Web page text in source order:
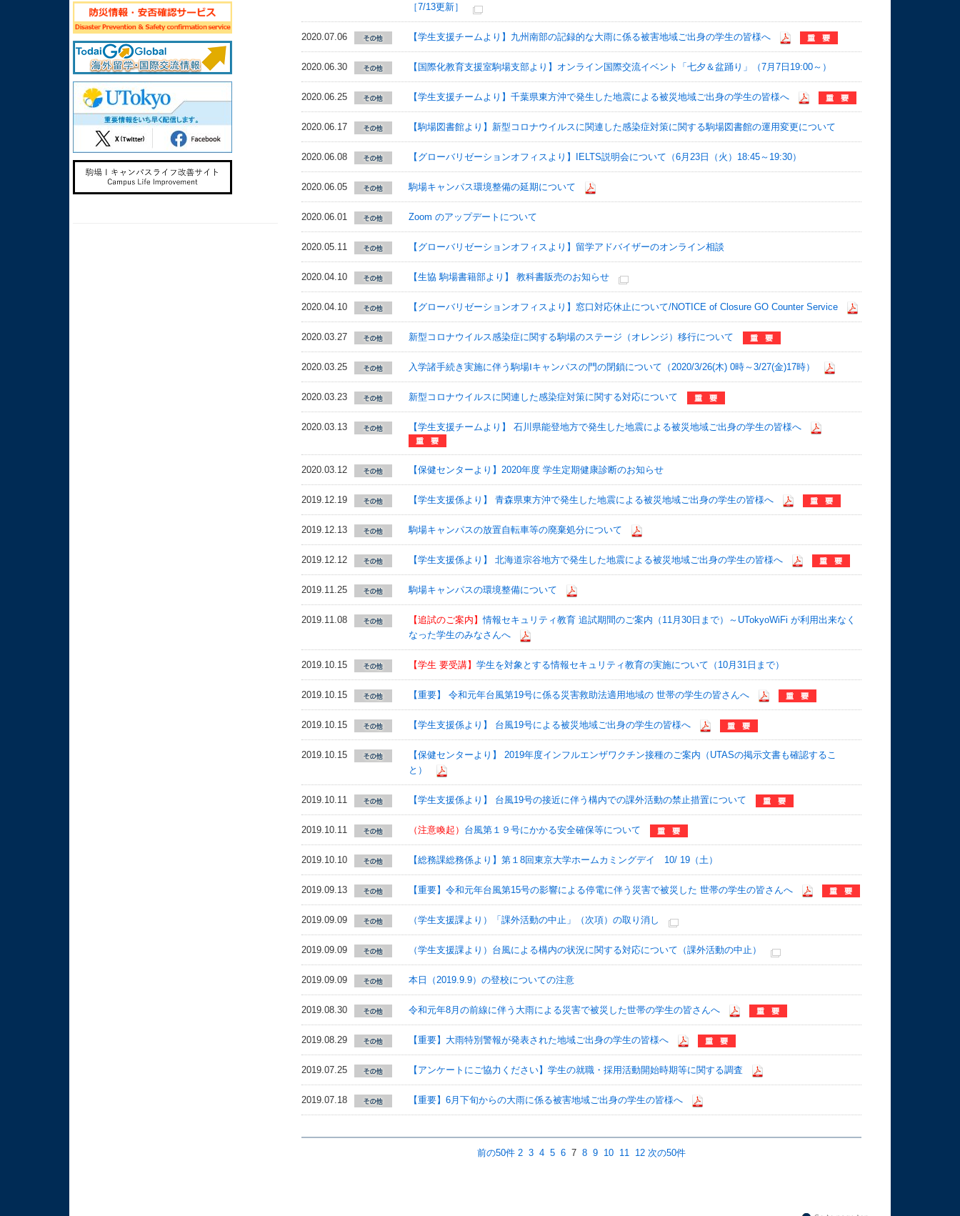
［7/13更新］
2020.07.06 【学生支援チームより】九州南部の記録的な大雨に係る被害地域ご出身の学生の皆様へ
2020.06.30 【国際化教育支援室駒場支部より】オンライン国際交流イベント「七夕＆盆踊り」（7月7日19:00～）
2020.06.25 【学生支援チームより】千葉県東方沖で発生した地震による被災地域ご出身の学生の皆様へ
2020.06.17 【駒場図書館より】新型コロナウイルスに関連した感染症対策に関する駒場図書館の運用変更について
2020.06.08 【グローバリゼーションオフィスより】IELTS説明会について（6月23日（火）18:45～19:30）
2020.06.05 駒場キャンパス環境整備の延期について
2020.06.01 Zoom のアップデートについて
2020.05.11 【グローバリゼーションオフィスより】留学アドバイザーのオンライン相談
2020.04.10 【生協 駒場書籍部より】 教科書販売のお知らせ
2020.04.10 【グローバリゼーションオフィスより】窓口対応休止について/NOTICE of Closure GO Counter Service
2020.03.27 新型コロナウイルス感染症に関する駒場のステージ（オレンジ）移行について
2020.03.25 入学諸手続き実施に伴う駒場Ⅰキャンパスの門の閉鎖について（2020/3/26(木) 0時～3/27(金)17時）
2020.03.23 新型コロナウイルスに関連した感染症対策に関する対応について
2020.03.13 【学生支援チームより】 石川県能登地方で発生した地震による被災地域ご出身の学生の皆様へ
2020.03.12 【保健センターより】2020年度 学生定期健康診断のお知らせ
2019.12.19 【学生支援係より】 青森県東方沖で発生した地震による被災地域ご出身の学生の皆様へ
2019.12.13 駒場キャンパスの放置自転車等の廃棄処分について
2019.12.12 【学生支援係より】 北海道宗谷地方で発生した地震による被災地域ご出身の学生の皆様へ
2019.11.25 駒場キャンパスの環境整備について
2019.11.08 【追試のご案内】情報セキュリティ教育 追試期間のご案内（11月30日まで）～UTokyoWiFi が利用出来なく
なった学生のみなさんへ
2019.10.15 【学生 要受講】学生を対象とする情報セキュリティ教育の実施について（10月31日まで）
2019.10.15 【重要】 令和元年台風第19号に係る災害救助法適用地域の 世帯の学生の皆さんへ
2019.10.15 【学生支援係より】 台風19号による被災地域ご出身の学生の皆様へ
2019.10.15
【保健センターより】 2019年度インフルエンザワクチン接種のご案内（UTASの掲示文書も確認するこ
と）
2019.10.11 【学生支援係より】 台風19号の接近に伴う構内での課外活動の禁止措置について
2019.10.11 （注意喚起） 台風第１９号にかかる安全確保等について
2019.10.10 【総務課総務係より】第１8回東京大学ホームカミングデイ 10/ 19（土）
2019.09.13 【重要】令和元年台風第15号の影響による停電に伴う災害で被災した 世帯の学生の皆さんへ
2019.09.09 （学生支援課より）「課外活動の中止」（次項）の取り消し
2019.09.09 （学生支援課より）台風による構内の状況に関する対応について（課外活動の中止）
2019.09.09 本日（2019.9.9）の登校についての注意
2019.08.30 令和元年8月の前線に伴う大雨による災害で被災した世帯の学生の皆さんへ
2019.08.29 【重要】大雨特別警報が発表された地域ご出身の学生の皆様へ
2019.07.25 【アンケートにご協力ください】学生の就職・採用活動開始時期等に関する調査
2019.07.18 【重要】6月下旬からの大雨に係る被害地域ご出身の学生の皆様へ
前の50件 2 3 4 5 6 7 8 9 10 11 12 次の50件